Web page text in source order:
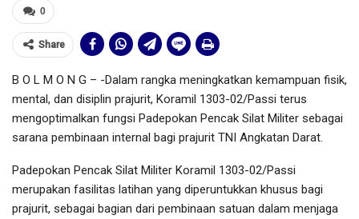
0
Share
B O L M O N G – -Dalam rangka meningkatkan kemampuan fisik,
mental, dan disiplin prajurit, Koramil 1303-02/Passi terus
mengoptimalkan fungsi Padepokan Pencak Silat Militer sebagai
sarana pembinaan internal bagi prajurit TNI Angkatan Darat.
Padepokan Pencak Silat Militer Koramil 1303-02/Passi
merupakan fasilitas latihan yang diperuntukkan khusus bagi
prajurit, sebagai bagian dari pembinaan satuan dalam menjaga